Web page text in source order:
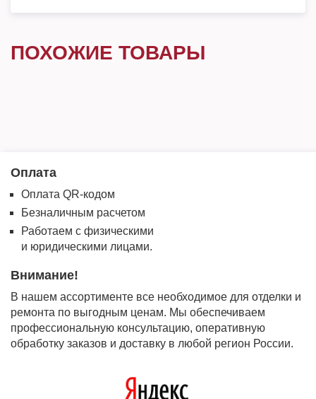
ПОХОЖИЕ ТОВАРЫ
Оплата
Оплата QR-кодом
Безналичным расчетом
Работаем с физическими
и юридическими лицами.
Внимание!
В нашем ассортименте все необходимое для отделки и
ремонта по выгодным ценам. Мы обеспечиваем
профессиональную консультацию, оперативную
обработку заказов и доставку в любой регион России.